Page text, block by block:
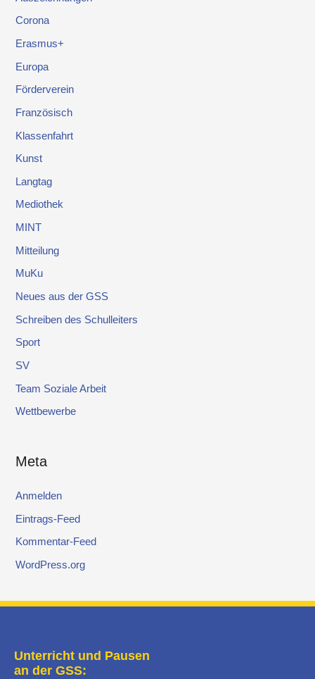
Corona
Erasmus+
Europa
Förderverein
Französisch
Klassenfahrt
Kunst
Langtag
Mediothek
MINT
Mitteilung
MuKu
Neues aus der GSS
Schreiben des Schulleiters
Sport
SV
Team Soziale Arbeit
Wettbewerbe
Meta
Anmelden
Eintrags-Feed
Kommentar-Feed
WordPress.org
Unterricht und Pausen
an der GSS: